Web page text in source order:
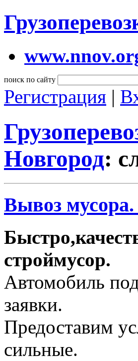
поиск по сайту
Регистрация |
Новгород:
Вывоз
строймусор.
Автомобиль
заявки.
Предоставим
сильные.